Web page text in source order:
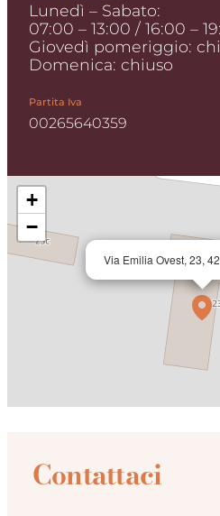
Lunedì – Sabato:
07:00 – 13:00 / 16:00 –
Giovedì pomeriggio:
Domenica: chiuso
Partita Iva
00265640359
Via Emilia Ovest, 23,
+
−
Contattaci